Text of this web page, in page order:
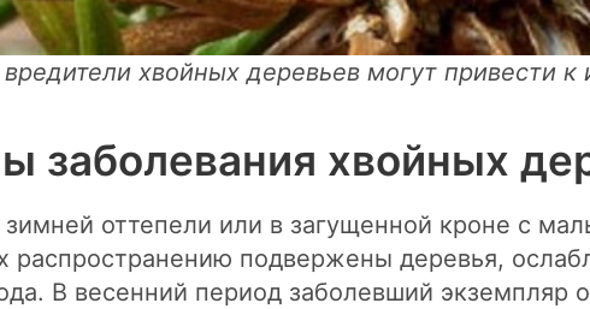
хвойных деревьев могут привести к
заболевания хвойных
оттепели или в загущенной кроне с
распространению подвержены деревья,
В весенний период заболевший экземпляр